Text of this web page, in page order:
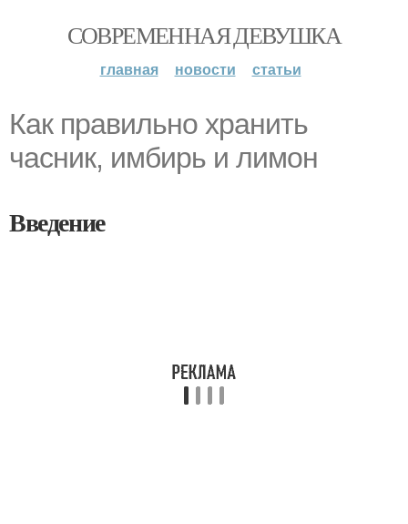
СОВРЕМЕННАЯ ДЕВУШКА
главная новости статьи
Как правильно хранить
часник, имбирь и лимон
Введение